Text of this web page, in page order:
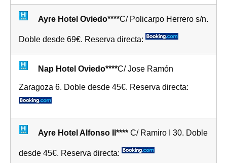
Ayre Hotel Oviedo****C/ Policarpo Herrero s/n.
Doble desde 69€. Reserva directa:
Nap Hotel Oviedo****C/ Jose Ramón
Zaragoza 6. Doble desde 45€. Reserva directa:
Ayre Hotel Alfonso II**** C/ Ramiro I 30. Doble
desde 45€. Reserva directa: